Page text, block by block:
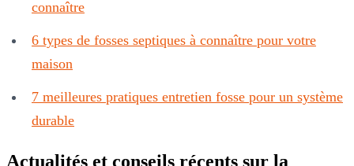
connaître
6 types de fosses septiques à connaître pour votre
maison
7 meilleures pratiques entretien fosse pour un système
durable
Actualités et conseils récents sur la